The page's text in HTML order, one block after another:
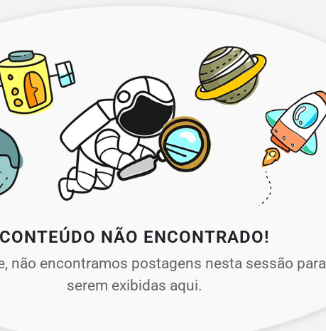
CONTEÚDO NÃO ENCONTRADO!
não encontramos postagens nesta sessão para
serem exibidas aqui.